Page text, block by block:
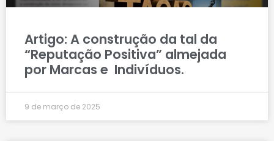
Artigo: A construção da tal da
“Reputação Positiva” almejada
por Marcas e Indivíduos.
9 de março de 2025